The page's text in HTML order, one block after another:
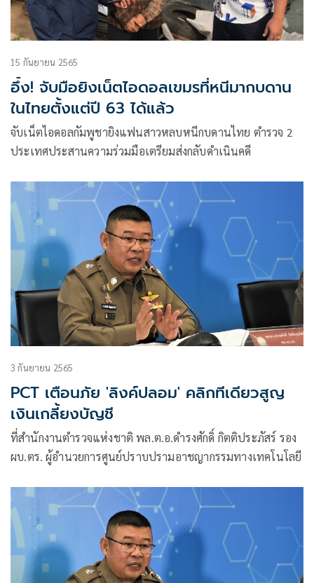
15 กันยายน 2565
อึ้ง! จับมือยิงเน็ตไอดอลเขมรที่หนีมากบดาน
ในไทยตั้งแต่ปี 63 ได้แล้ว
จับเน็ตไอดอลกัมพูชายิงแฟนสาวหลบหนีกบดานไทย ตำรวจ 2
ประเทศประสานความร่วมมือเตรียมส่งกลับดำเนินคดี
3 กันยายน 2565
PCT เตือนภัย 'ลิงค์ปลอม' คลิกทีเดียวสูญ
เงินเกลี้ยงบัญชี
ที่สำนักงานตำรวจแห่งชาติ พล.ต.อ.ดำรงศักดิ์ กิตติประภัสร์ รอง
ผบ.ตร. ผู้อำนวยการศูนย์ปราบปรามอาชญากรรมทางเทคโนโลยี